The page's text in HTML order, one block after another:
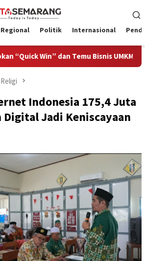
Regional Politik Internasional
Win” dan Temu Bisnis UMKM
Religi
Indonesia 175,4 Juta
Jadi Keniscayaan